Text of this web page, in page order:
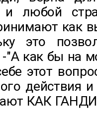
и любой
как
это
"А как бы на
этот
действия
КАК